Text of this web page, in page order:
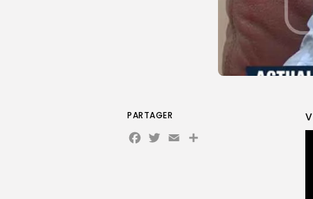
PARTAGER
Facebook
Twitter
Email